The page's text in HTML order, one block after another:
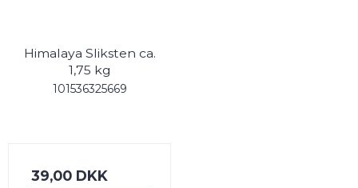
Himalaya Sliksten ca.
1,75 kg
101536325669
39,00 DKK